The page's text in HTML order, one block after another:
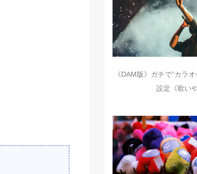
《DAM版》ガチで”カラ
設定《歌い